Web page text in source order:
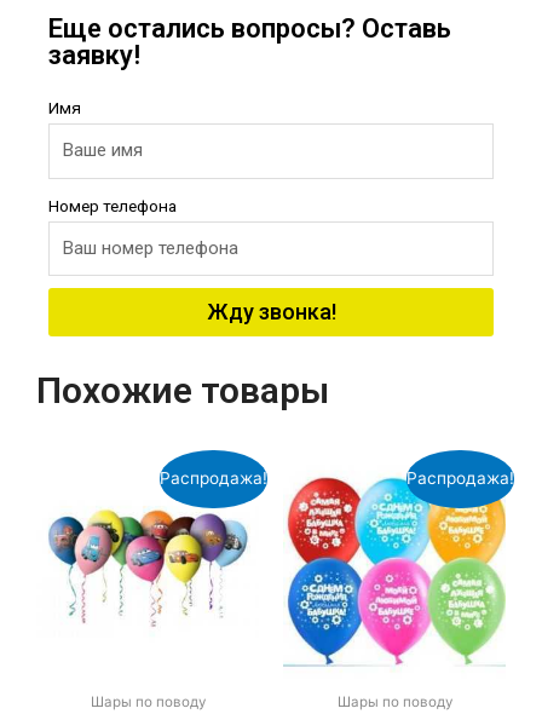
Еще остались вопросы? Оставь
заявку!
Имя
Номер телефона
Жду звонка!
Похожие товары
Распродажа!
Шары по поводу
Распродажа!
Шары по поводу